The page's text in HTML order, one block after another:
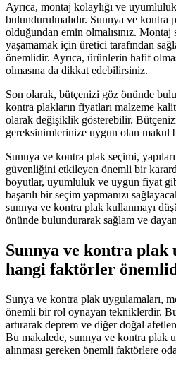
Ayrıca, montaj kolaylığı ve
bulundurulmalıdır. Sunnya ve kontra
olduğundan emin olmalısınız. Montaj
yaşamamak için üretici tarafından
önemlidir. Ayrıca, ürünlerin hafif
olmasına da dikkat edebilirsiniz.
Son olarak, bütçenizi göz önünde
kontra plakların fiyatları malzeme
olarak değişiklik gösterebilir.
gereksinimlerinize uygun olan makul
Sunnya ve kontra plak seçimi,
güvenliğini etkileyen önemli bir
boyutlar, uyumluluk ve uygun fiyat
başarılı bir seçim yapmanızı
sunnya ve kontra plak kullanmayı
önünde bulundurarak sağlam ve
Sunnya ve kontra plak
hangi faktörler
Sunya ve kontra plak uygulamaları,
önemli bir rol oynayan tekniklerdir. Bu
artırarak deprem ve diğer doğal
Bu makalede, sunnya ve kontra plak
alınması gereken önemli faktörlere